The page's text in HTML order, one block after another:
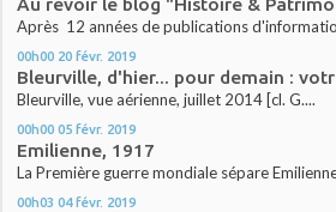
Au revoir le blog "Histoire &
Après 12 années de publications
00h00 20 févr. 2019
Bleurville, d'hier... pour demain :
Bleurville, vue aérienne, juillet 2014 [cl. G....
00h00 05 févr. 2019
Emilienne, 1917
La Première guerre mondiale sépare
00h03 04 févr. 2019